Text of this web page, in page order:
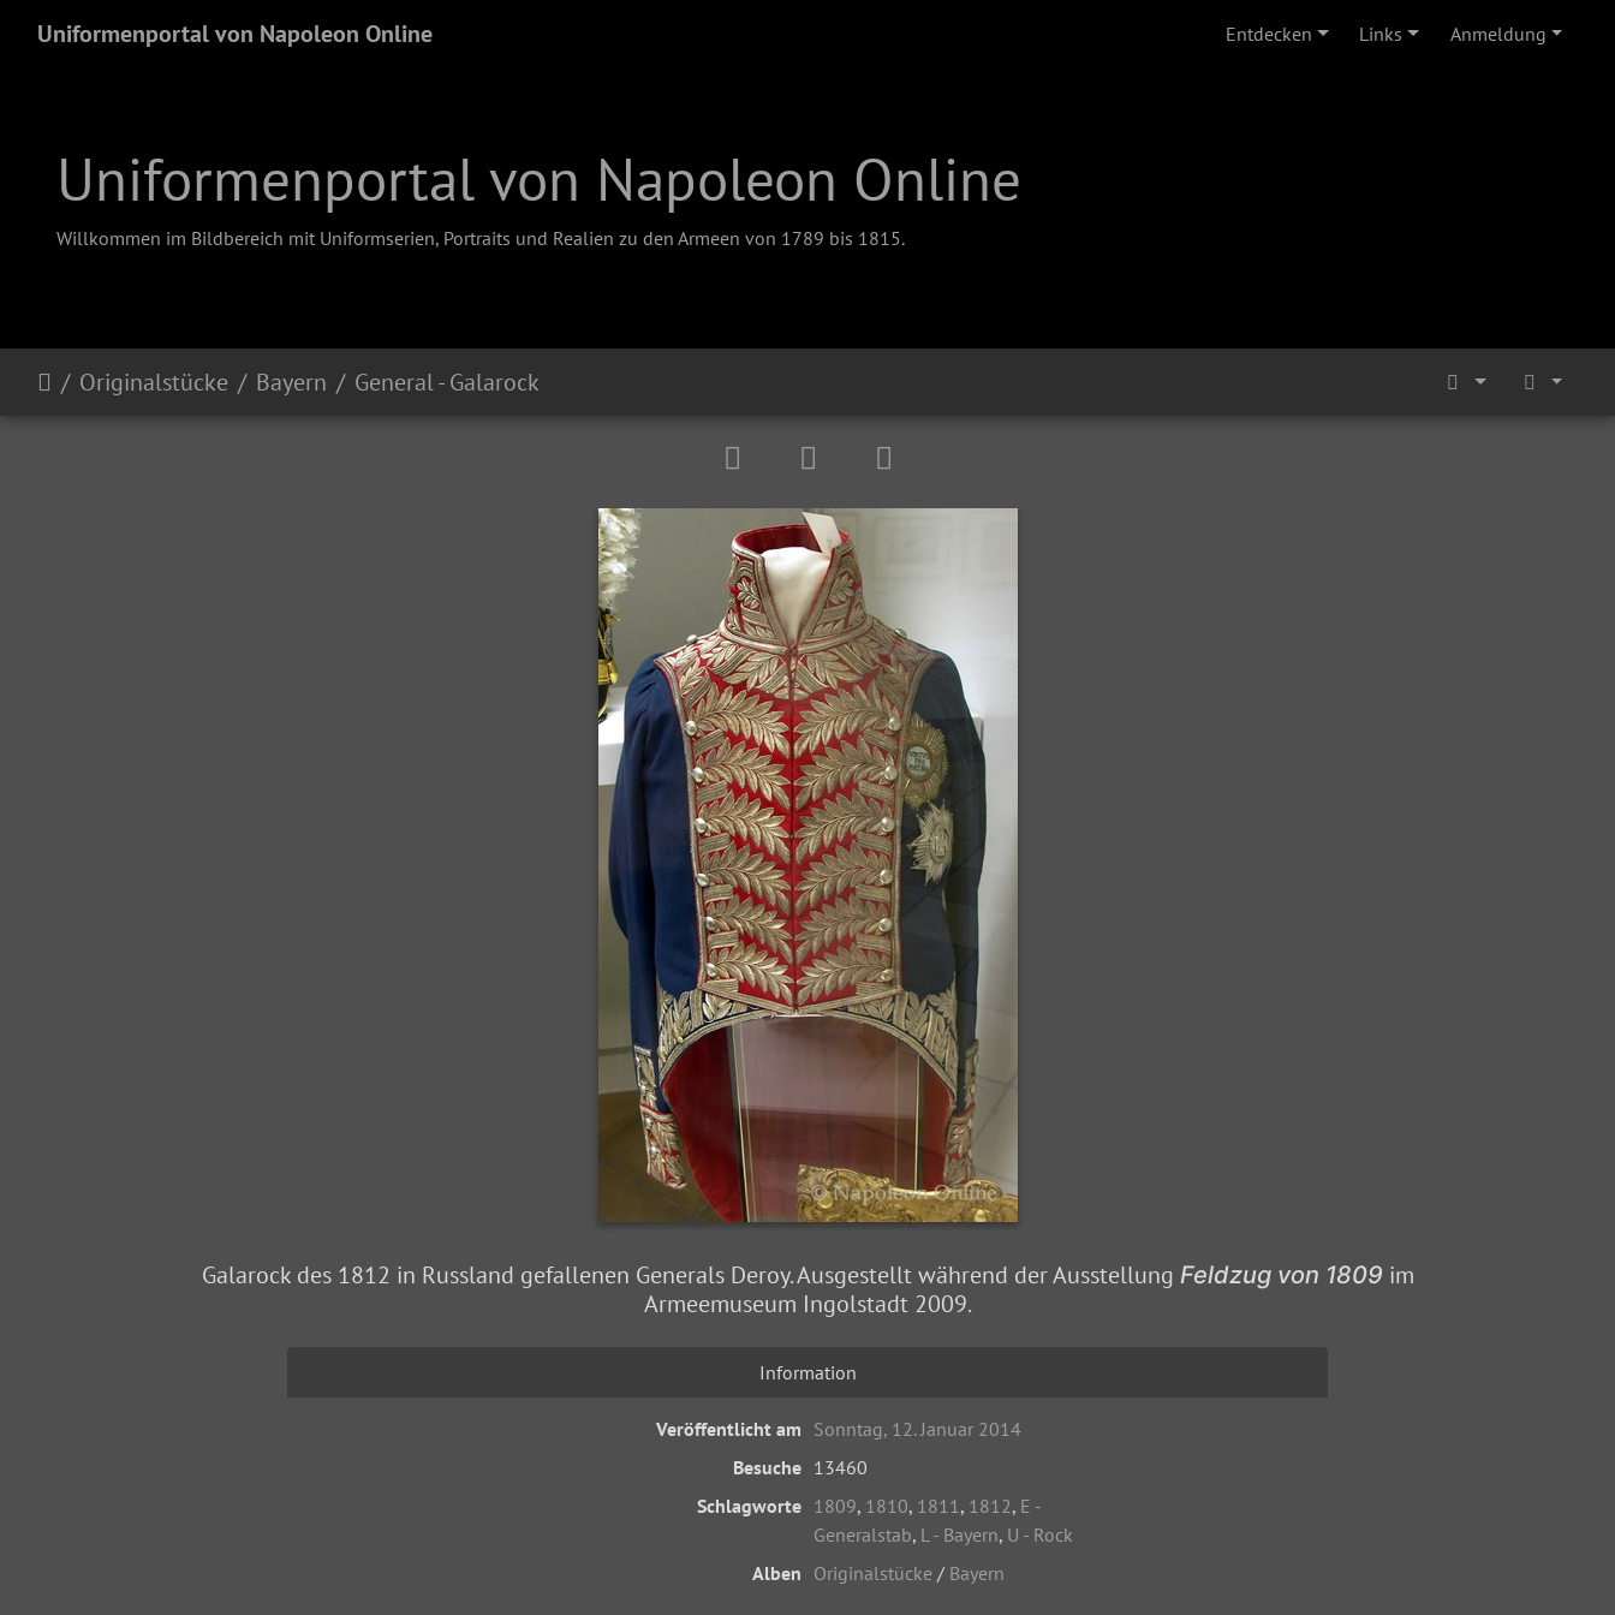
Uniformenportal von Napoleon Online Entdecken Links Anmeldung
Uniformenportal von Napoleon Online
Willkommen im Bildbereich mit Uniformserien, Portraits und Realien zu den Armeen von 1789 bis 1815.
Originalstücke Bayern General - Galarock
Galarock des 1812 in Russland gefallenen Generals Deroy. Ausgestellt während der Ausstellung Feldzug von 1809 im
Armeemuseum Ingolstadt 2009.
Information
Veröffentlicht am Sonntag, 12. Januar 2014
Besuche 13460
Schlagworte 1809, 1810, 1811, 1812, E -
Generalstab, L - Bayern, U - Rock
Alben Originalstücke / Bayern